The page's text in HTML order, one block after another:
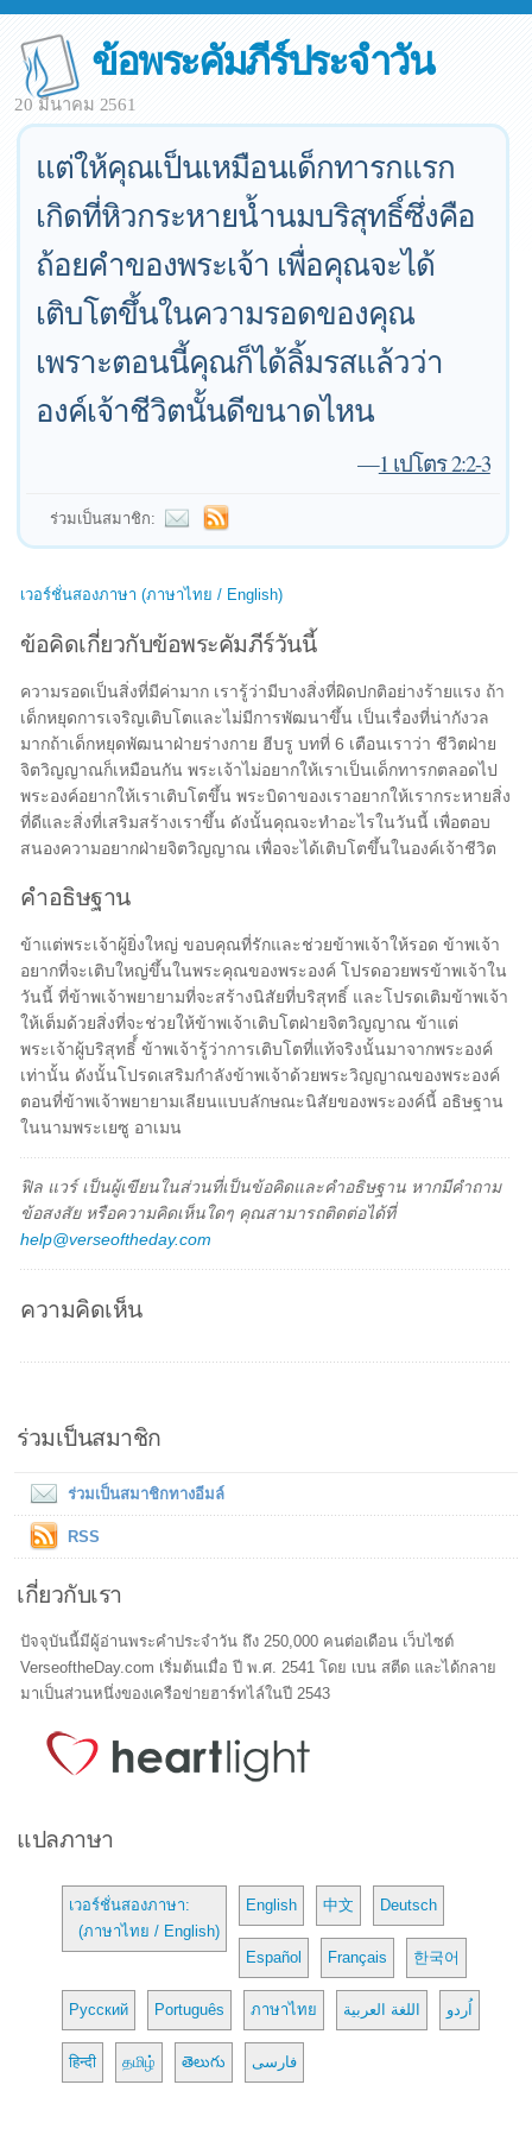
ข้อพระคัมภีร์ประจำวัน
20 มีนาคม 2561
แต่ให้คุณเป็นเหมือนเด็กทารกแรก
เกิดที่หิวกระหายน้ำนมบริสุทธิ์ซึ่งคือ
ถ้อยคำของพระเจ้า เพื่อคุณจะได้
เติบโตขึ้นในความรอดของคุณ
เพราะตอนนี้คุณก็ได้ลิ้มรสแล้วว่า
องค์เจ้าชีวิตนั้นดีขนาดไหน
—1 เปโตร 2:2-3
ร่วมเป็นสมาชิก:
เวอร์ชั่นสองภาษา (ภาษาไทย / English)
ข้อคิดเกี่ยวกับข้อพระคัมภีร์วันนี้
ความรอดเป็นสิ่งที่มีค่ามาก เรารู้ว่ามีบางสิ่งที่ผิดปกติอย่างร้ายแรง ถ้า
เด็กหยุดการเจริญเติบโตและไม่มีการพัฒนาขึ้น เป็นเรื่องที่น่ากังวล
มากถ้าเด็กหยุดพัฒนาฝ่ายร่างกาย ฮีบรู บทที่ 6 เตือนเราว่า ชีวิตฝ่าย
จิตวิญญาณก็เหมือนกัน พระเจ้าไม่อยากให้เราเป็นเด็กทารกตลอดไป
พระองค์อยากให้เราเติบโตขึ้น พระบิดาของเราอยากให้เรากระหายสิ่ง
ที่ดีและสิ่งที่เสริมสร้างเราขึ้น ดังนั้นคุณจะทำอะไรในวันนี้ เพื่อตอบ
สนองความอยากฝ่ายจิตวิญญาณ เพื่อจะได้เติบโตขึ้นในองค์เจ้าชีวิต
คำอธิษฐาน
ข้าแต่พระเจ้าผู้ยิ่งใหญ่ ขอบคุณที่รักและช่วยข้าพเจ้าให้รอด ข้าพเจ้า
อยากที่จะเติบใหญ่ขึ้นในพระคุณของพระองค์ โปรดอวยพรข้าพเจ้าใน
วันนี้ ที่ข้าพเจ้าพยายามที่จะสร้างนิสัยที่บริสุทธิ์ และโปรดเติมข้าพเจ้า
ให้เต็มด้วยสิ่งที่จะช่วยให้ข้าพเจ้าเติบโตฝ่ายจิตวิญญาณ ข้าแต่
พระเจ้าผู้บริสุทธิ์์ ข้าพเจ้ารู้ว่าการเติบโตที่แท้จริงนั้นมาจากพระองค์
เท่านั้น ดังนั้นโปรดเสริมกำลังข้าพเจ้าด้วยพระวิญญาณของพระองค์
ตอนที่ข้าพเจ้าพยายามเลียนแบบลักษณะนิสัยของพระองค์นี้ อธิษฐาน
ในนามพระเยซู อาเมน
ฟิล แวร์ เป็นผู้เขียนในส่วนที่เป็นข้อคิดและคำอธิษฐาน หากมีคำถาม
ข้อสงสัย หรือความคิดเห็นใดๆ คุณสามารถติดต่อได้ที่
help@verseoftheday.com
ความคิดเห็น
ร่วมเป็นสมาชิก
ร่วมเป็นสมาชิกทางอีมล์
RSS
เกี่ยวกับเรา
ปัจจุบันนี้มีผู้อ่านพระคำประจำวัน ถึง 250,000 คนต่อเดือน เว็บไซต์
VerseoftheDay.com เริ่มต้นเมื่อ ปี พ.ศ. 2541 โดย เบน สตีด และได้กลาย
มาเป็นส่วนหนึ่งของเครือข่ายฮาร์ทไล์ในปี 2543
แปลภาษา
เวอร์ชั่นสองภาษา:
(ภาษาไทย / English)
English 中文 Deutsch
Español Français 한국어
Русский Português ภาษาไทย اللغة العربية اُردو
हिन्दी தமிழ் తెలుగు فارسی